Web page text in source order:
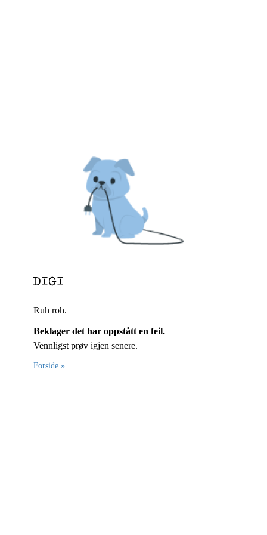
Ruh roh.
Beklager det har oppstått en feil.
Vennligst prøv igjen senere.
Forside »